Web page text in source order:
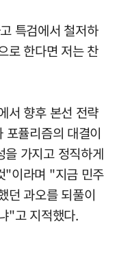
특검에서 철저하
로 한다면 저는 찬
서 향후 본선 전략
퓰리즘의 대결이
을 가지고 정직하게
"이라며 "지금 민주
던 과오를 되풀이
"고 지적했다.